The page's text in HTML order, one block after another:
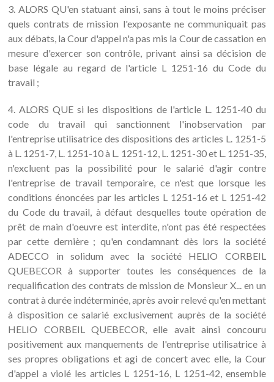
3. ALORS QU'en statuant ainsi, sans à tout le moins préciser
quels contrats de mission l'exposante ne communiquait pas
aux débats, la Cour d'appel n'a pas mis la Cour de cassation en
mesure d'exercer son contrôle, privant ainsi sa décision de
base légale au regard de l'article L 1251-16 du Code du
travail ;
4. ALORS QUE si les dispositions de l'article L. 1251-40 du
code du travail qui sanctionnent l'inobservation par
l'entreprise utilisatrice des dispositions des articles L. 1251-5
à L. 1251-7, L. 1251-10 à L. 1251-12, L. 1251-30 et L. 1251-35,
n'excluent pas la possibilité pour le salarié d'agir contre
l'entreprise de travail temporaire, ce n'est que lorsque les
conditions énoncées par les articles L 1251-16 et L 1251-42
du Code du travail, à défaut desquelles toute opération de
prêt de main d'oeuvre est interdite, n'ont pas été respectées
par cette dernière ; qu'en condamnant dès lors la société
ADECCO in solidum avec la société HELIO CORBEIL
QUEBECOR à supporter toutes les conséquences de la
requalification des contrats de mission de Monsieur X... en un
contrat à durée indéterminée, après avoir relevé qu'en mettant
à disposition ce salarié exclusivement auprès de la société
HELIO CORBEIL QUEBECOR, elle avait ainsi concouru
positivement aux manquements de l'entreprise utilisatrice à
ses propres obligations et agi de concert avec elle, la Cour
d'appel a violé les articles L 1251-16, L 1251-42, ensemble